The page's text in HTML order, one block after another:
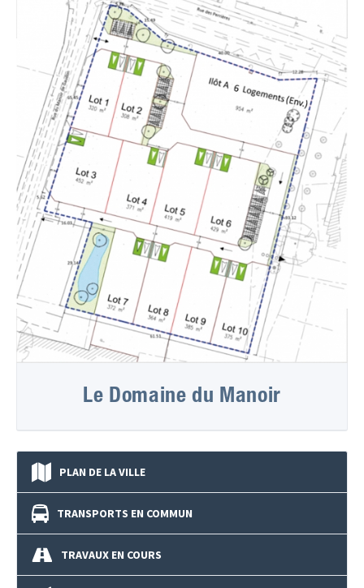
Le Domaine du Manoir
PLAN DE LA VILLE
TRANSPORTS EN COMMUN
TRAVAUX EN COURS